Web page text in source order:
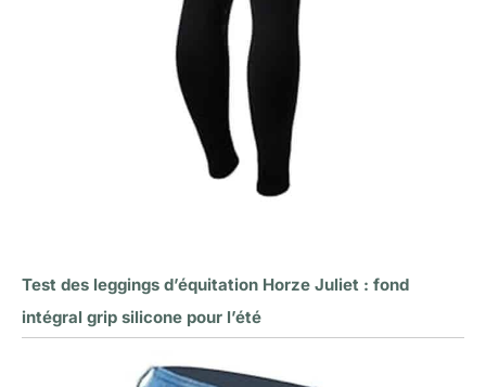
Test des leggings d’équitation Horze Juliet : fond
intégral grip silicone pour l’été